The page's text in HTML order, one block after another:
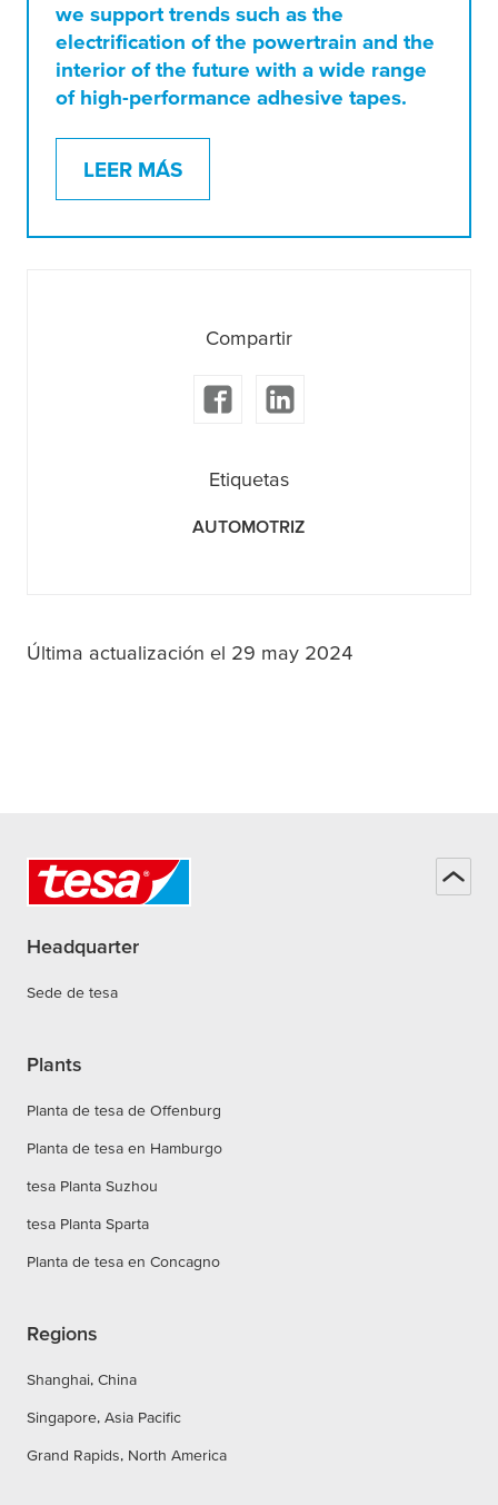
we support trends such as the
electrification of the powertrain and the
interior of the future with a wide range
of high-performance adhesive tapes.
LEER MÁS
Compartir
Etiquetas
AUTOMOTRIZ
Última actualización el 29 may 2024
Headquarter
Sede de tesa
Plants
Planta de tesa de Offenburg
Planta de tesa en Hamburgo
tesa Planta Suzhou
tesa Planta Sparta
Planta de tesa en Concagno
Regions
Shanghai, China
Singapore, Asia Pacific
Grand Rapids, North America